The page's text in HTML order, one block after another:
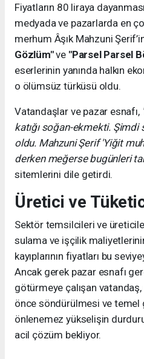
Fiyatların 80 liraya
medyada ve pazarlarda en
merhum Âşık Mahzuni
Gözlüm"ve "Parsel Parsel
eserlerinin yanında halkın
o ölümsüz türküsü oldu.
Vatandaşlar ve pazar esnafı,
katığı soğan-ekmekti. Şimdi
oldu. Mahzuni Şerif 'Yiğit
derken meğerse bugünleri
sitemlerini dile getirdi.
Üretici ve
Sektör temsilcileri ve
sulama ve işçilik
kayıplarının fiyatları bu
Ancak gerek pazar esnafı
götürmeye çalışan
önce söndürülmesi ve temel
önlenemez yükselişin
acil çözüm bekliyor.